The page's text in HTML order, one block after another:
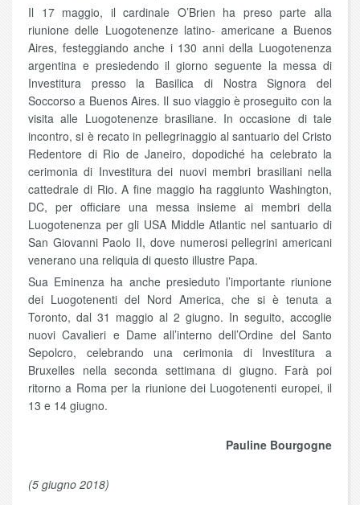
Il 17 maggio, il cardinale O’Brien ha preso parte alla
riunione delle Luogotenenze latino- americane a Buenos
Aires, festeggiando anche i 130 anni della Luogotenenza
argentina e presiedendo il giorno seguente la messa di
Investitura presso la Basilica di Nostra Signora del
Soccorso a Buenos Aires. Il suo viaggio è proseguito con la
visita alle Luogotenenze brasiliane. In occasione di tale
incontro, si è recato in pellegrinaggio al santuario del Cristo
Redentore di Rio de Janeiro, dopodiché ha celebrato la
cerimonia di Investitura dei nuovi membri brasiliani nella
cattedrale di Rio. A fine maggio ha raggiunto Washington,
DC, per officiare una messa insieme ai membri della
Luogotenenza per gli USA Middle Atlantic nel santuario di
San Giovanni Paolo II, dove numerosi pellegrini americani
venerano una reliquia di questo illustre Papa.
Sua Eminenza ha anche presieduto l’importante riunione
dei Luogotenenti del Nord America, che si è tenuta a
Toronto, dal 31 maggio al 2 giugno. In seguito, accoglie
nuovi Cavalieri e Dame all’interno dell’Ordine del Santo
Sepolcro, celebrando una cerimonia di Investitura a
Bruxelles nella seconda settimana di giugno. Farà poi
ritorno a Roma per la riunione dei Luogotenenti europei, il
13 e 14 giugno.
Pauline Bourgogne
(5 giugno 2018)